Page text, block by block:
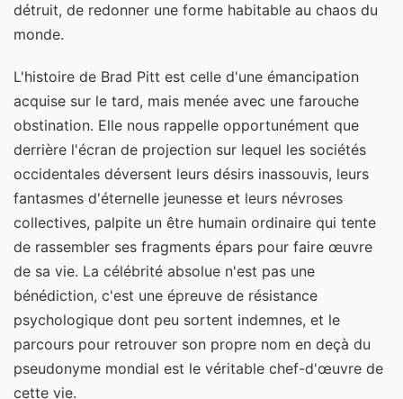
détruit, de redonner une forme habitable au chaos du
monde.
L'histoire de Brad Pitt est celle d'une émancipation
acquise sur le tard, mais menée avec une farouche
obstination. Elle nous rappelle opportunément que
derrière l'écran de projection sur lequel les sociétés
occidentales déversent leurs désirs inassouvis, leurs
fantasmes d'éternelle jeunesse et leurs névroses
collectives, palpite un être humain ordinaire qui tente
de rassembler ses fragments épars pour faire œuvre
de sa vie. La célébrité absolue n'est pas une
bénédiction, c'est une épreuve de résistance
psychologique dont peu sortent indemnes, et le
parcours pour retrouver son propre nom en deçà du
pseudonyme mondial est le véritable chef-d'œuvre de
cette vie.